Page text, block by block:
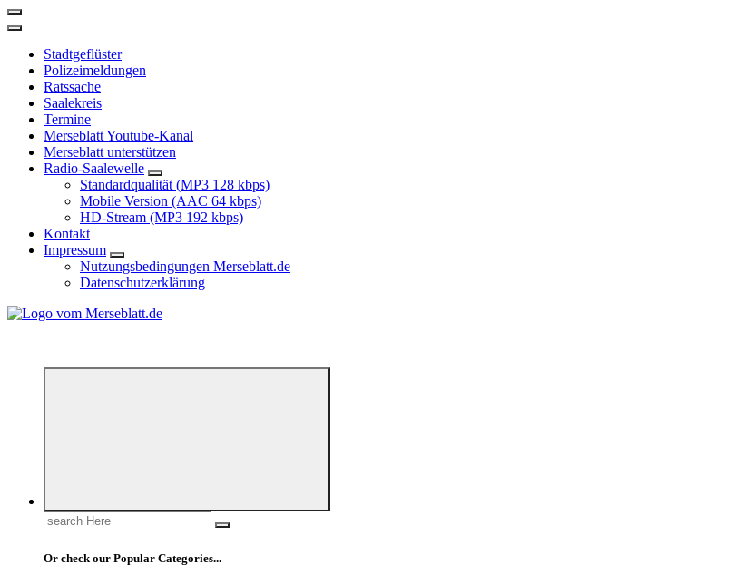
Stadtgeflüster
Polizeimeldungen
Ratssache
Saalekreis
Termine
Merseblatt Youtube-Kanal
Merseblatt unterstützen
Radio-Saalewelle
Standardqualität (MP3 128 kbps)
Mobile Version (AAC 64 kbps)
HD-Stream (MP3 192 kbps)
Kontakt
Impressum
Nutzungsbedingungen Merseblatt.de
Datenschutzerklärung
Search
for:
Or check our Popular Categories...